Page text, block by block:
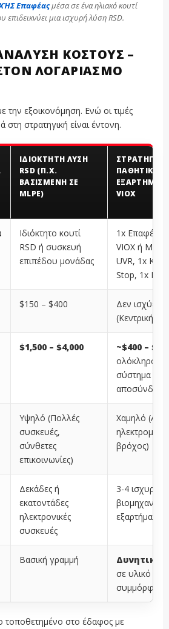
Επαφέαςμέσα σε ένα ηλιακό κουτί
μια ισχυρή λύση RSD.
ΚΌΣΤΟΥΣ –
ΛΟΓΑΡΙΑΣΜΌ
την εξοικονόμηση. Ενώ οι τιμές
στρατηγική είναι έντονη.
ΙΔΙΌΚΤΗΤΗ ΛΎΣΗ
RSD (Π.Χ.
ΒΑΣΙΣΜΈΝΗ ΣΕ
MLPE)
ΣΤΡΑΤΗΓΙΚΉ
ΠΑΘΗΤΙΚΏΝ
VIOX
Ιδιόκτητο κουτί
RSD ή συσκευή
επιπέδου μονάδας
1x Επαφέας
VIOX ή
UVR, 1x
Stop, 1x PSU
$150 – $400
Δεν ισχύει
(Κεντρική
$1,500 – $4,000
~$400 –
ολόκληρο το
σύστημα
Υψηλό (Πολλές
συσκευές,
σύνθετες
επικοινωνίες)
Χαμηλό
βρόχος)
Δεκάδες ή
εκατοντάδες
ηλεκτρονικές
συσκευές
3-4 ισχυρά
βιομηχανικά
εξαρτήματα
Βασική γραμμή
Δυνητικά
σε υλικό
τοποθετημένο στο έδαφος με